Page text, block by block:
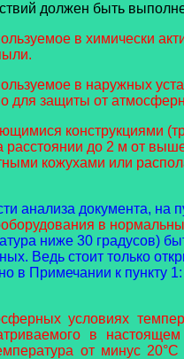
должен быть
в химически
в наружных
для защиты от
конструкциями
расстоянии до 2 м от
кожухами или
анализа документа, на
в
ниже 30 градусов)
Ведь стоит только
в Примечании к пункту 1:
условиях
в
от минус